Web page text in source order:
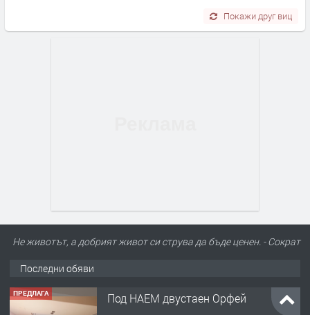
Покажи друг виц
Не животът, а добрият живот си струва да бъде ценен. - Сократ
Последни обяви
ПРЕДЛАГА
Нов апартамент на ул. Липа до